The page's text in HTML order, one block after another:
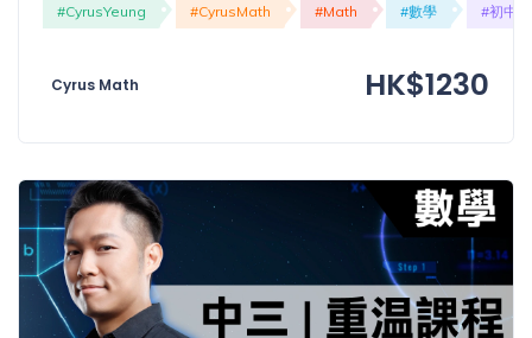
(19)
收費
(81)
設
密
碼
登出
#CyrusYeung #CyrusMath #Math #數學 #初中
Cyrus Math HK$1230